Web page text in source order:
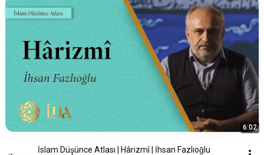
6:02
İslam Düşünce Atlası | Hârizmî | İhsan Fazlıoğlu